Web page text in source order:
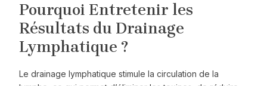
Pourquoi Entretenir les
Résultats du Drainage
Lymphatique ?
Le drainage lymphatique stimule la circulation de la